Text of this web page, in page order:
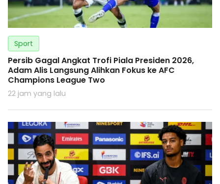
Sport
Persib Gagal Angkat Trofi Piala Presiden 2026,
Adam Alis Langsung Alihkan Fokus ke AFC
Champions League Two
22 jam yang lalu